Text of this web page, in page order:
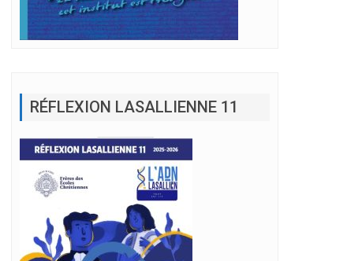
RÉFLEXION LASALLIENNE 11